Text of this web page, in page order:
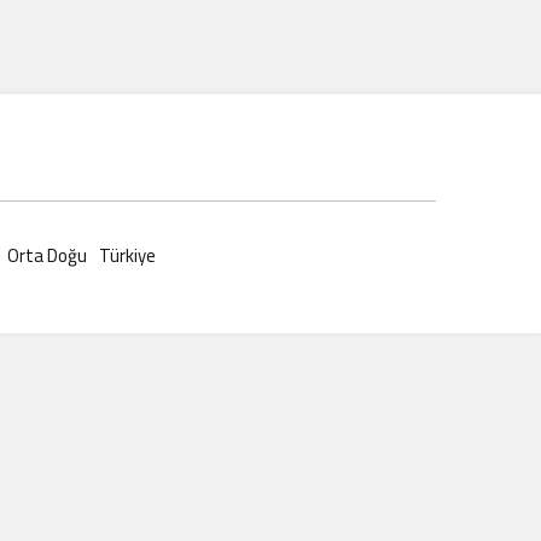
Orta Doğu Türkiye